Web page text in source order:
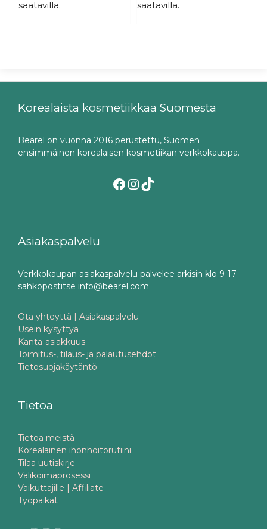
saatavilla.
saatavilla.
Korealaista kosmetiikkaa Suomesta
Bearel on vuonna 2016 perustettu, Suomen
ensimmäinen korealaisen kosmetiikan verkkokauppa.
Facebook
Instagram
TikTok
Asiakaspalvelu
Verkkokaupan asiakaspalvelu palvelee arkisin klo 9-17
sähköpostitse info@bearel.com
Ota yhteyttä | Asiakaspalvelu
Usein kysyttyä
Kanta-asiakkuus
Toimitus-, tilaus- ja palautusehdot
Tietosuojakäytäntö
Tietoa
Tietoa meistä
Korealainen ihonhoitorutiini
Tilaa uutiskirje
Valikoimaprosessi
Vaikuttajille | Affiliate
Työpaikat